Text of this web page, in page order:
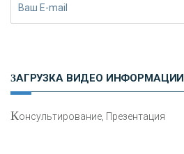
ЗАГРУЗКА ВИДЕО ИНФОРМАЦИИ
Консультирование, Презентация